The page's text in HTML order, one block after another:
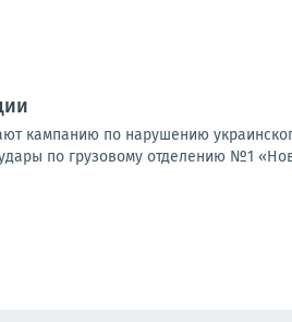
кампанию по нарушению
по грузовому отделению №1